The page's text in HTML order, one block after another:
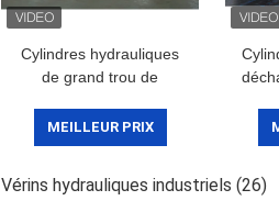
Cylindres hydrauliques
de grand trou de
capteur de déplacement
MEILLEUR PRIX
Vérins hydrauliques industriels (26)